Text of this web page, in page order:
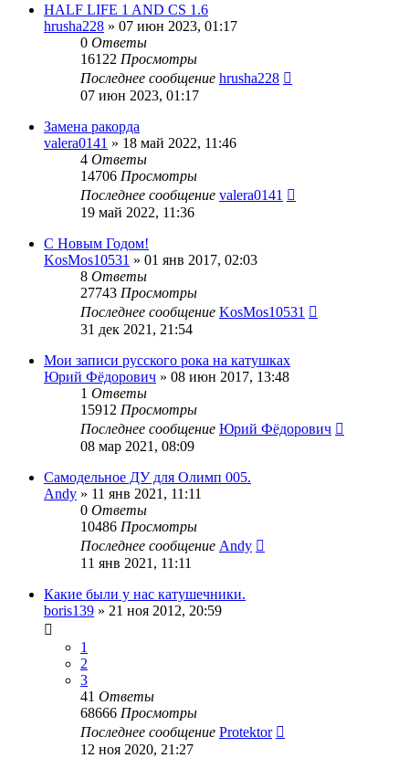
HALF LIFE 1 AND CS 1.6
hrusha228 » 07 июн 2023, 01:17
0 Ответы
16122 Просмотры
Последнее сообщение hrusha228
07 июн 2023, 01:17
Замена ракорда
valera0141 » 18 май 2022, 11:46
4 Ответы
14706 Просмотры
Последнее сообщение valera0141
19 май 2022, 11:36
С Новым Годом!
KosMos10531 » 01 янв 2017, 02:03
8 Ответы
27743 Просмотры
Последнее сообщение KosMos10531
31 дек 2021, 21:54
Мои записи русского рока на катушках
Юрий Фёдорович » 08 июн 2017, 13:48
1 Ответы
15912 Просмотры
Последнее сообщение Юрий Фёдорович
08 мар 2021, 08:09
Самодельное ДУ для Олимп 005.
Andy » 11 янв 2021, 11:11
0 Ответы
10486 Просмотры
Последнее сообщение Andy
11 янв 2021, 11:11
Какие были у нас катушечники.
boris139 » 21 ноя 2012, 20:59
1
2
3
41 Ответы
68666 Просмотры
Последнее сообщение Protektor
12 ноя 2020, 21:27